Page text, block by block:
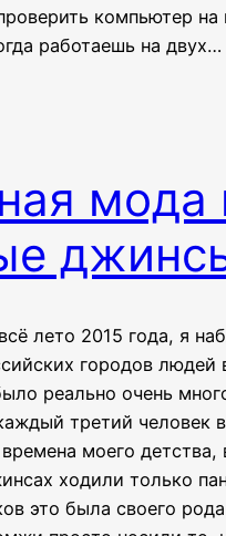
компьютер на
работаешь на двух…
мода
лето 2015 года, я
городов людей
реально очень
третий человек
моего детства,
ходили только
это была своего рода